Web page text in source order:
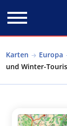
Karten Europa
und Winter-